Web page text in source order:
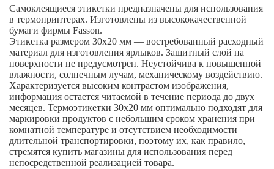
Самоклеящиеся этикетки предназначены для использования
в термопринтерах. Изготовлены из высококачественной
бумаги фирмы Fasson.
Этикетка размером 30х20 мм — востребованный расходный
материал для изготовления ярлыков. Защитный слой на
поверхности не предусмотрен. Неустойчива к повышенной
влажности, солнечным лучам, механическому воздействию.
Характеризуется высоким контрастом изображения,
информация остается читаемой в течение периода до двух
месяцев. Термоэтикетки 30х20 мм оптимально подходят для
маркировки продуктов с небольшим сроком хранения при
комнатной температуре и отсутствием необходимости
длительной транспортировки, поэтому их, как правило,
стремятся купить магазины для использования перед
непосредственной реализацией товара.